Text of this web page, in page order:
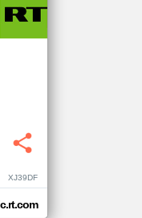
XJ39DF